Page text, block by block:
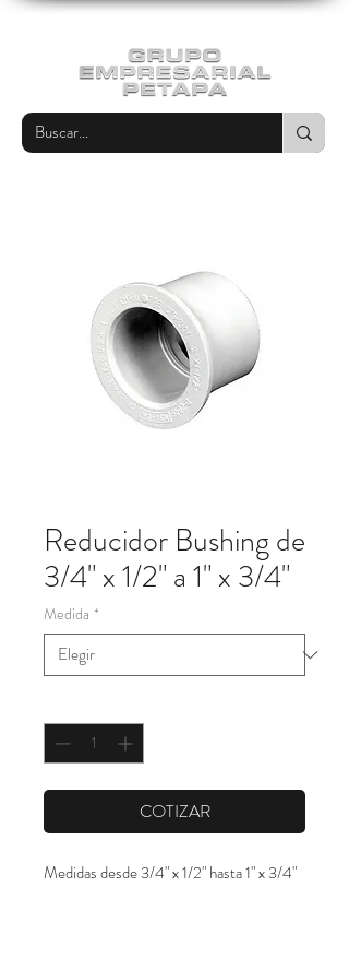
Reducidor Bushing de
3/4" x 1/2" a 1" x 3/4"
Medida *
COTIZAR
Medidas desde 3/4" x 1/2" hasta 1" x 3/4"